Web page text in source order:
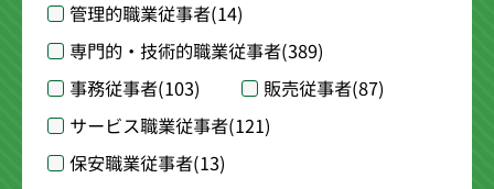
管理的職業従事者(14)
専門的・技術的職業従事者(389)
事務従事者(103) 販売従事者(87)
サービス職業従事者(121)
保安職業従事者(13)